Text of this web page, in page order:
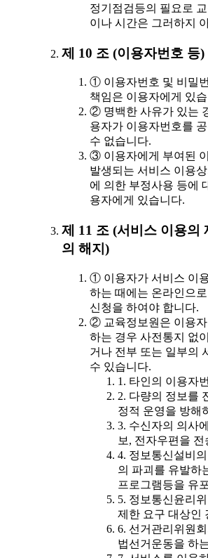
정기점검등의 필요로
이나 시간은 그러하지
제 10 조 (이용자번호 등)
① 이용자번호 및 비밀
책임은 이용자에게 있
② 명백한 사유가 있는
용자가 이용자번호를
수 없습니다.
③ 이용자에게 부여된
발생되는 서비스 이용
에 의한 부정사용 등에
용자에게 있습니다.
제 11 조 (서비스 이용의
의 해지)
① 이용자가 서비스 이
하는 때에는 온라인으
신청을 하여야 합니다.
② 교육정보원은 이용
하는 경우 사전통지 없
거나 전부 또는 일부의
수 있습니다.
1. 타인의 이용자
2. 다량의 정보를
정적 운영을 방해
3. 수신자의 의사
보, 전자우편을
4. 정보통신설비
의 파괴를 유발하
프로그램등을 유
5. 정보통신윤리
제한 요구 대상인
6. 선거관리위원
법선거운동을 하